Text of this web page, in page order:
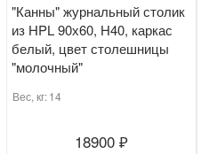
"Канны" журнальный столик
из HPL 90х60, H40, каркас
белый, цвет столешницы
"молочный"
Вес, кг:14
18900 ₽